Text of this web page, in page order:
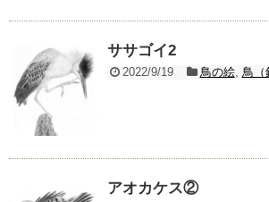
ササゴイ2
2022/9/19 鳥の絵, 鳥（
アオカケス②